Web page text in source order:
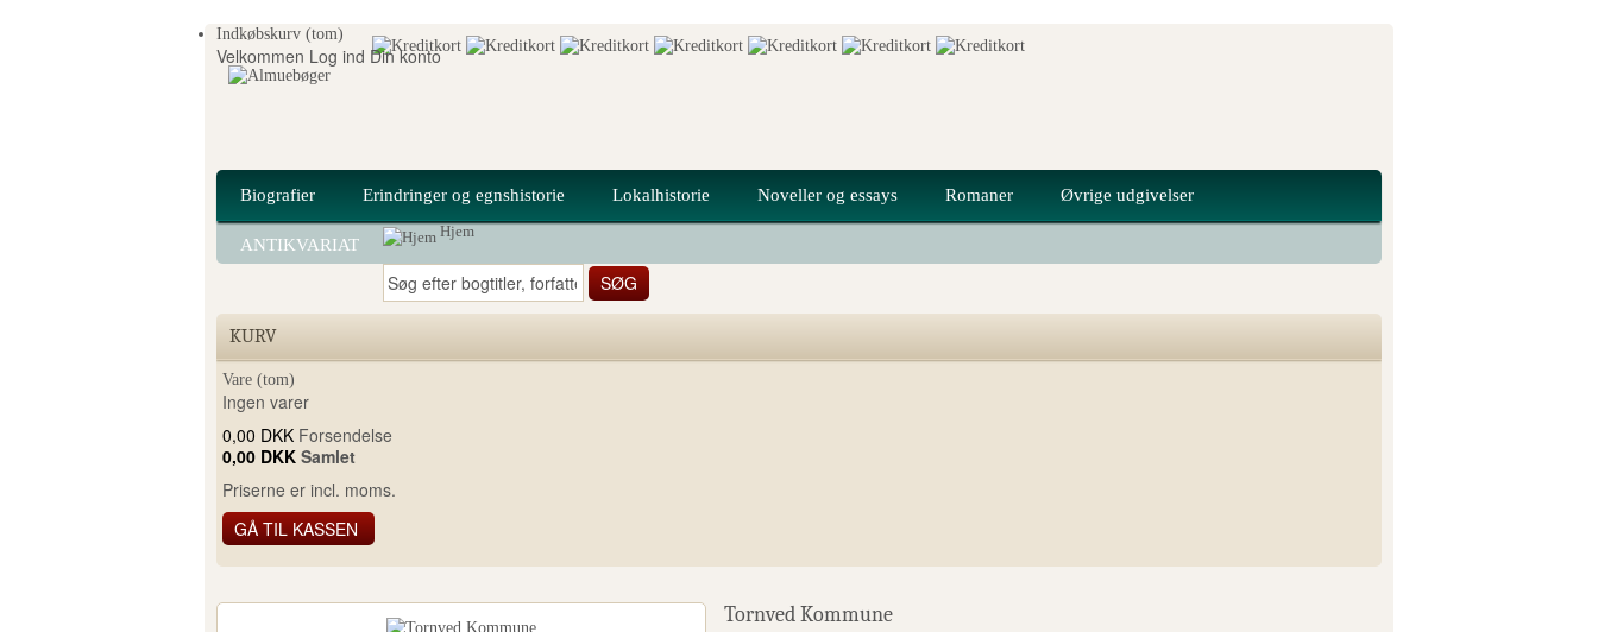
Indkøbskurv (tom)
Velkommen Log ind Din konto
Biografier Erindringer og egnshistorie Lokalhistorie Noveller og essays Romaner Øvrige udgivelser
ANTIKVARIAT
Hjem
KURV
Vare (tom)
Ingen varer
0,00 DKK Forsendelse
0,00 DKK Samlet
Priserne er incl. moms.
GÅ TIL KASSEN
Tornved Kommune